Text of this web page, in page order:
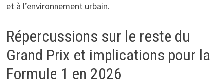
et à l’environnement urbain.
Répercussions sur le reste du
Grand Prix et implications pour la
Formule 1 en 2026